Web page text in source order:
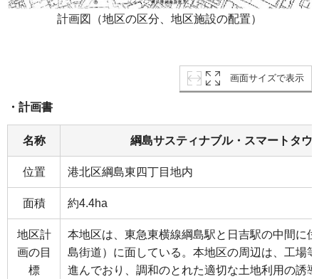
計画図（地区の区分、地区施設の配置）
画面サイズで表示
・計画書
名称 綱島サスティナブル・スマートタウ
位置 港北区綱島東四丁目地内
面積 約4.4ha
地区計
画の目
標
本地区は、東急東横線綱島駅と日吉駅の中間に
島街道）に面している。本地区の周辺は、工場
進んでおり、調和のとれた適切な土地利用の誘